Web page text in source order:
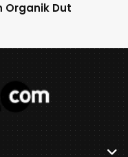
Organik Dut